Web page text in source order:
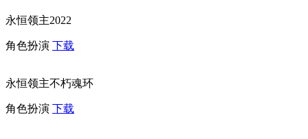
永恒领主2022
角色扮演 下载
永恒领主不朽魂环
角色扮演 下载